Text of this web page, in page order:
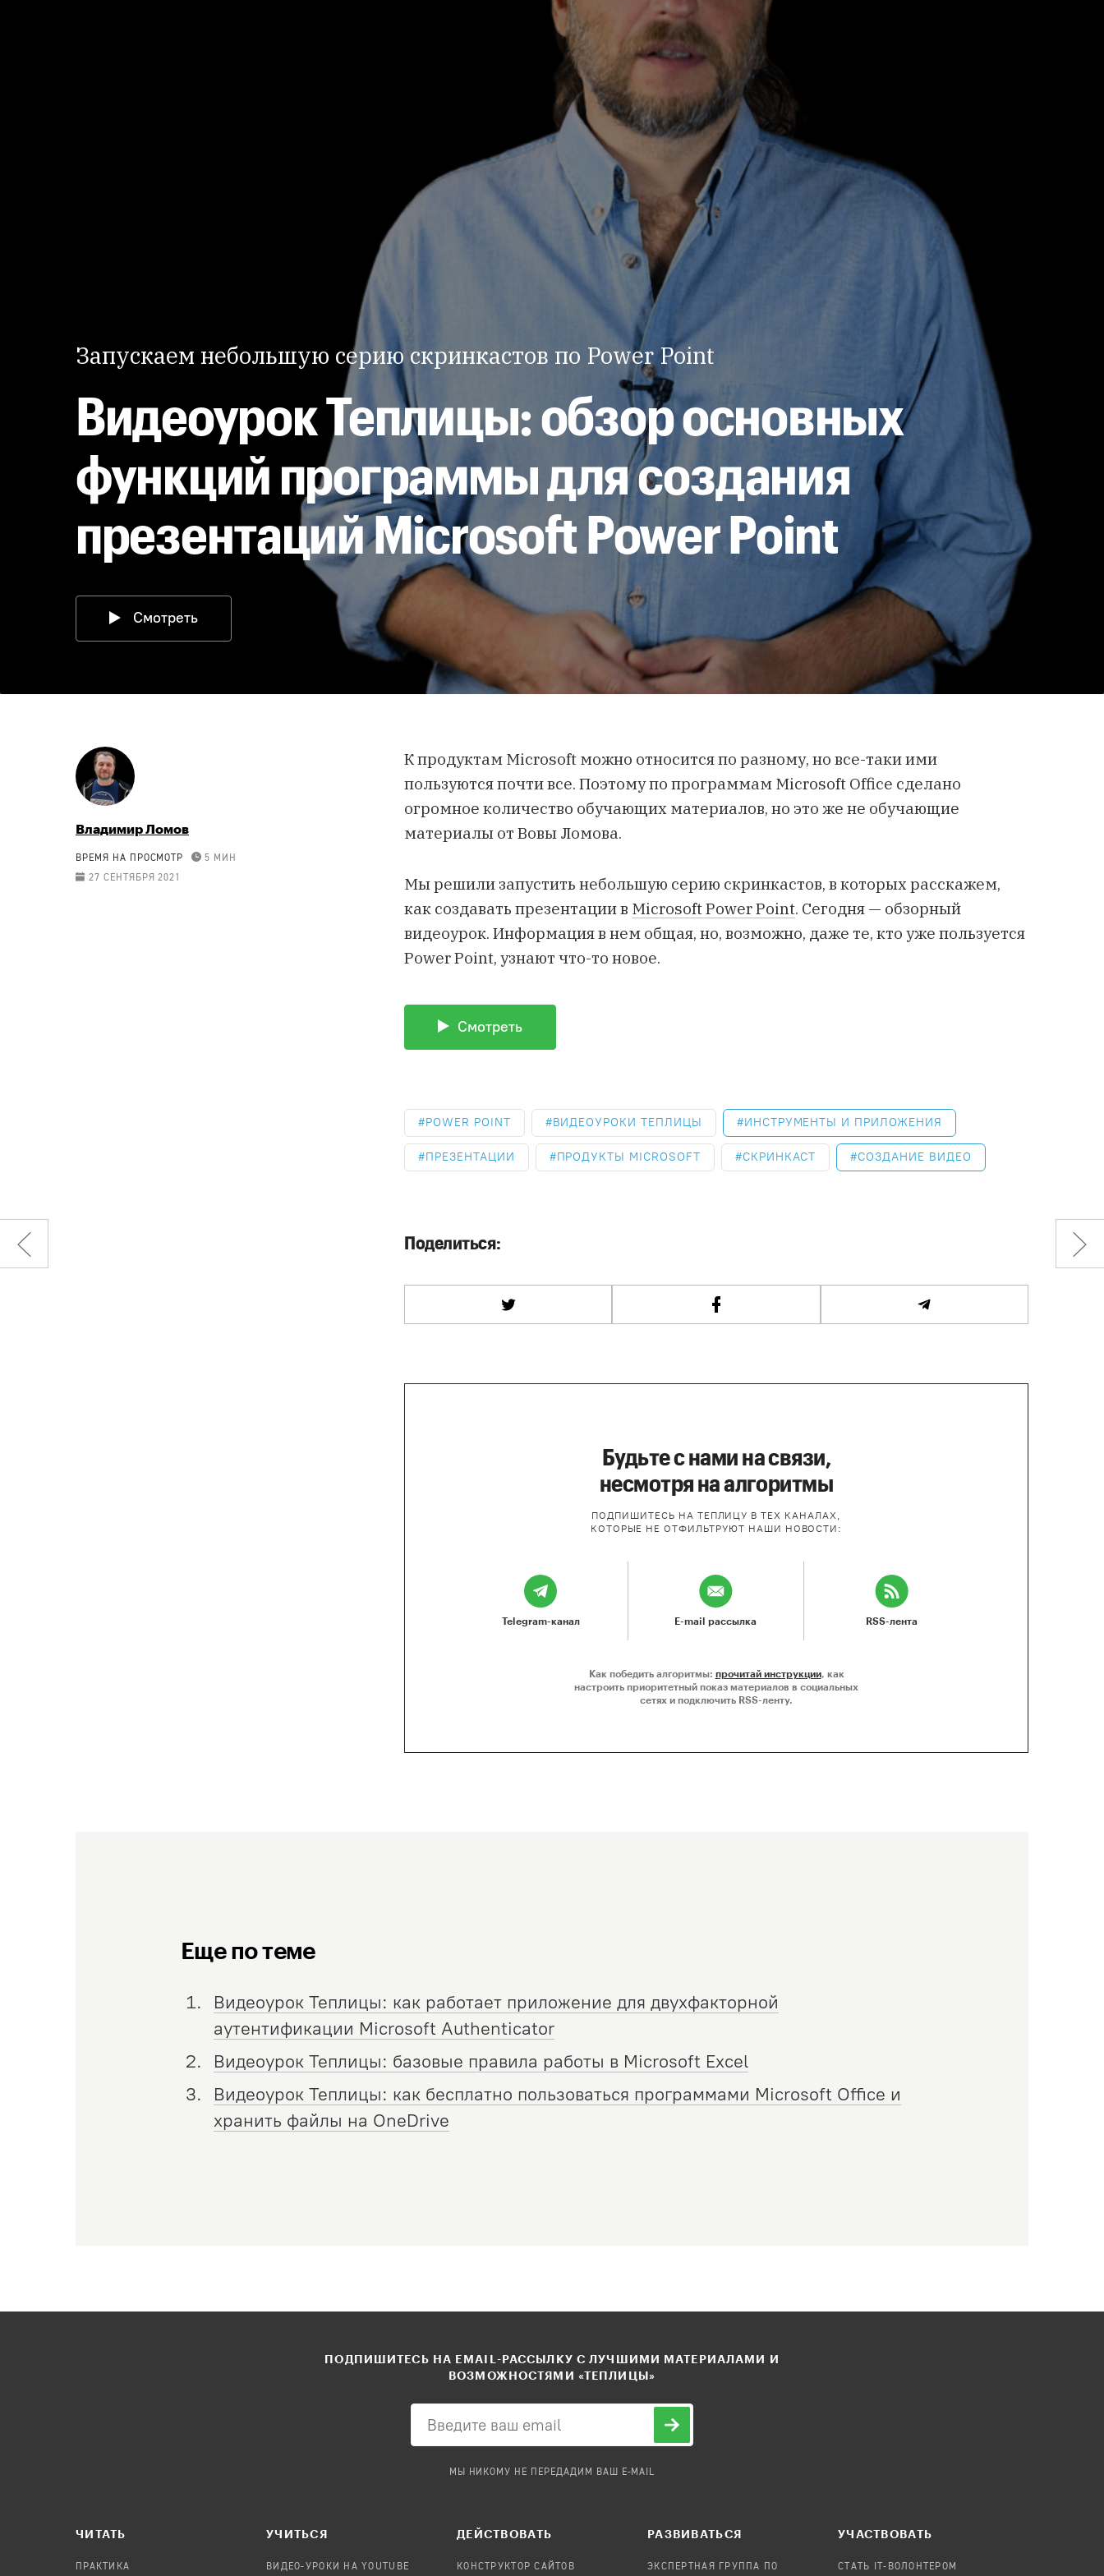
Запускаем небольшую серию скринкастов по Power Point
Видеоурок Теплицы: обзор основных
функций программы для создания
презентаций Microsoft Power Point
Смотреть
Владимир Ломов
ВРЕМЯ НА ПРОСМОТР
5 МИН
27 СЕНТЯБРЯ 2021
К продуктам Microsoft можно относится по разному, но все-таки ими
пользуются почти все. Поэтому по программам Microsoft Office сделано
огромное количество обучающих материалов, но это же не обучающие
материалы от Вовы Ломова.
Мы решили запустить небольшую серию скринкастов, в которых расскажем,
как создавать презентации в Microsoft Power Point. Сегодня — обзорный
видеоурок. Информация в нем общая, но, возможно, даже те, кто уже пользуется
Power Point, узнают что-то новое.
Смотреть
POWER POINT ВИДЕОУРОКИ ТЕПЛИЦЫ ИНСТРУМЕНТЫ И ПРИЛОЖЕНИЯ
ПРЕЗЕНТАЦИИ ПРОДУКТЫ MICROSOFT СКРИНКАСТ СОЗДАНИЕ ВИДЕО
Поделиться:
Будьте с нами на связи,
несмотря на алгоритмы
ПОДПИШИТЕСЬ НА ТЕПЛИЦУ В ТЕХ КАНАЛАХ,
КОТОРЫЕ НЕ ОТФИЛЬТРУЮТ НАШИ НОВОСТИ:
Telegram-канал E-mail рассылка RSS-лента
Как победить алгоритмы: прочитай инструкции, как
настроить приоритетный показ материалов в социальных
сетях и подключить RSS-ленту.
Еще по теме
Видеоурок Теплицы: как работает приложение для двухфакторной
аутентификации Microsoft Authenticator
Видеоурок Теплицы: базовые правила работы в Microsoft Excel
Видеоурок Теплицы: как бесплатно пользоваться программами Microsoft Office и
хранить файлы на OneDrive
ПОДПИШИТЕСЬ НА EMAIL-РАССЫЛКУ С ЛУЧШИМИ МАТЕРИАЛАМИ И
ВОЗМОЖНОСТЯМИ «ТЕПЛИЦЫ»
МЫ НИКОМУ НЕ ПЕРЕДАДИМ ВАШ E-MAIL
ЧИТАТЬ
ПРАКТИКА
УЧИТЬСЯ
ВИДЕО-УРОКИ НА YOUTUBE
ДЕЙСТВОВАТЬ
КОНСТРУКТОР САЙТОВ
РАЗВИВАТЬСЯ
ЭКСПЕРТНАЯ ГРУППА ПО
УЧАСТВОВАТЬ
СТАТЬ IT-ВОЛОНТЕРОМ